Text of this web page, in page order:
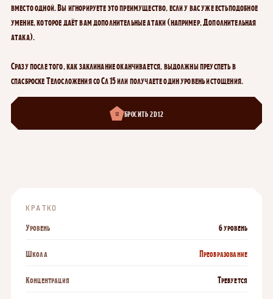
вместо одной. Вы игнорируете это преимущество, если у вас уже естьподобное
умение, которое даёт вам дополнительные атаки (например, Дополнительная
атака).
Сразу после того, как заклинание оканчивается, выдолжны преуспеть в
спасброске Телосложения со Сл15 или получаете один уровень истощения.
12 БРОСИТЬ 2D12
КРАТКО
Уровень 6 уровень
Школа Преобразование
Концентрация Требуется